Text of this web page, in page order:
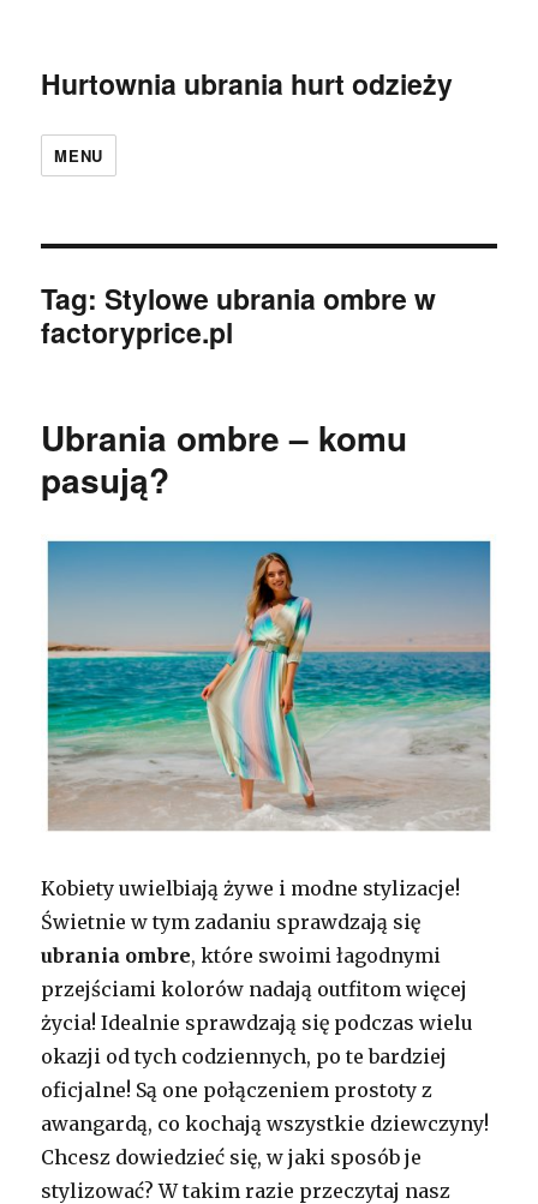
Hurtownia ubrania hurt odzieży
MENU
Tag:Stylowe ubrania ombre w
factoryprice.pl
Ubrania ombre – komu
pasują?
Kobiety uwielbiają żywe i modne stylizacje!
Świetnie w tym zadaniu sprawdzają się
ubrania ombre, które swoimi łagodnymi
przejściami kolorów nadają outfitom więcej
życia! Idealnie sprawdzają się podczas wielu
okazji od tych codziennych, po te bardziej
oficjalne! Są one połączeniem prostoty z
awangardą, co kochają wszystkie dziewczyny!
Chcesz dowiedzieć się, w jaki sposób je
stylizować? W takim razie przeczytaj nasz